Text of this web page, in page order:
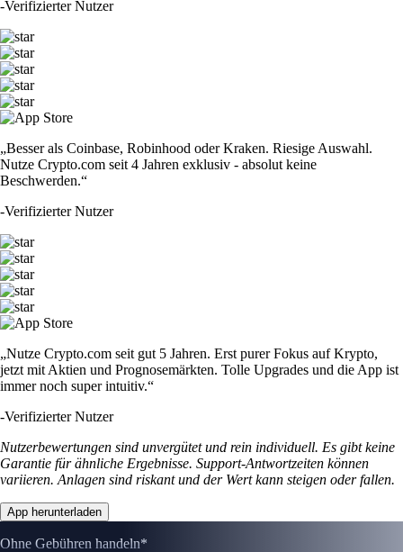
-Verifizierter Nutzer
„Besser als Coinbase, Robinhood oder Kraken. Riesige Auswahl.
Nutze Crypto.com seit 4 Jahren exklusiv - absolut keine
Beschwerden.“
-Verifizierter Nutzer
„Nutze Crypto.com seit gut 5 Jahren. Erst purer Fokus auf Krypto,
jetzt mit Aktien und Prognosemärkten. Tolle Upgrades und die App ist
immer noch super intuitiv.“
-Verifizierter Nutzer
Nutzerbewertungen sind unvergütet und rein individuell. Es gibt keine
Garantie für ähnliche Ergebnisse. Support-Antwortzeiten können
variieren. Anlagen sind riskant und der Wert kann steigen oder fallen.
App herunterladen
Ohne Gebühren handeln*